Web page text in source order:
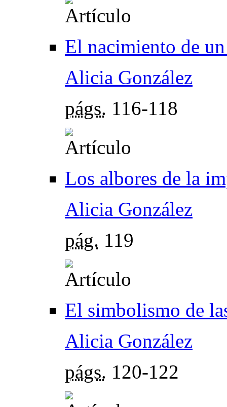
El nacimiento de
Alicia González
págs. 116-118
Los albores de la
Alicia González
pág. 119
El simbolismo de
Alicia González
págs. 120-122